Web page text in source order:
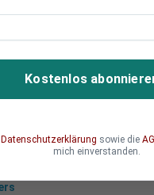
Folge der großen
zeigt Moritz Enders
als
Kostenlos
Datenschutzerklärung sowie die
mich einverstanden.